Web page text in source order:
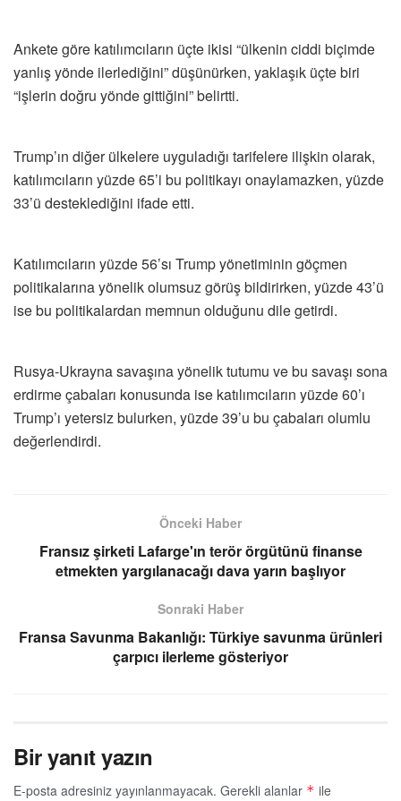
Ankete göre katılımcıların üçte ikisi “ülkenin ciddi biçimde
yanlış yönde ilerlediğini” düşünürken, yaklaşık üçte biri
“işlerin doğru yönde gittiğini” belirtti.
Trump’ın diğer ülkelere uyguladığı tarifelere ilişkin olarak,
katılımcıların yüzde 65’i bu politikayı onaylamazken, yüzde
33’ü desteklediğini ifade etti.
Katılımcıların yüzde 56’sı Trump yönetiminin göçmen
politikalarına yönelik olumsuz görüş bildirirken, yüzde 43’ü
ise bu politikalardan memnun olduğunu dile getirdi.
Rusya-Ukrayna savaşına yönelik tutumu ve bu savaşı sona
erdirme çabaları konusunda ise katılımcıların yüzde 60’ı
Trump’ı yetersiz bulurken, yüzde 39’u bu çabaları olumlu
değerlendirdi.
Önceki Haber
Fransız şirketi Lafarge'ın terör örgütünü finanse
etmekten yargılanacağı dava yarın başlıyor
Sonraki Haber
Fransa Savunma Bakanlığı: Türkiye savunma ürünleri
çarpıcı ilerleme gösteriyor
Bir yanıt yazın
E-posta adresiniz yayınlanmayacak. Gerekli alanlar * ile